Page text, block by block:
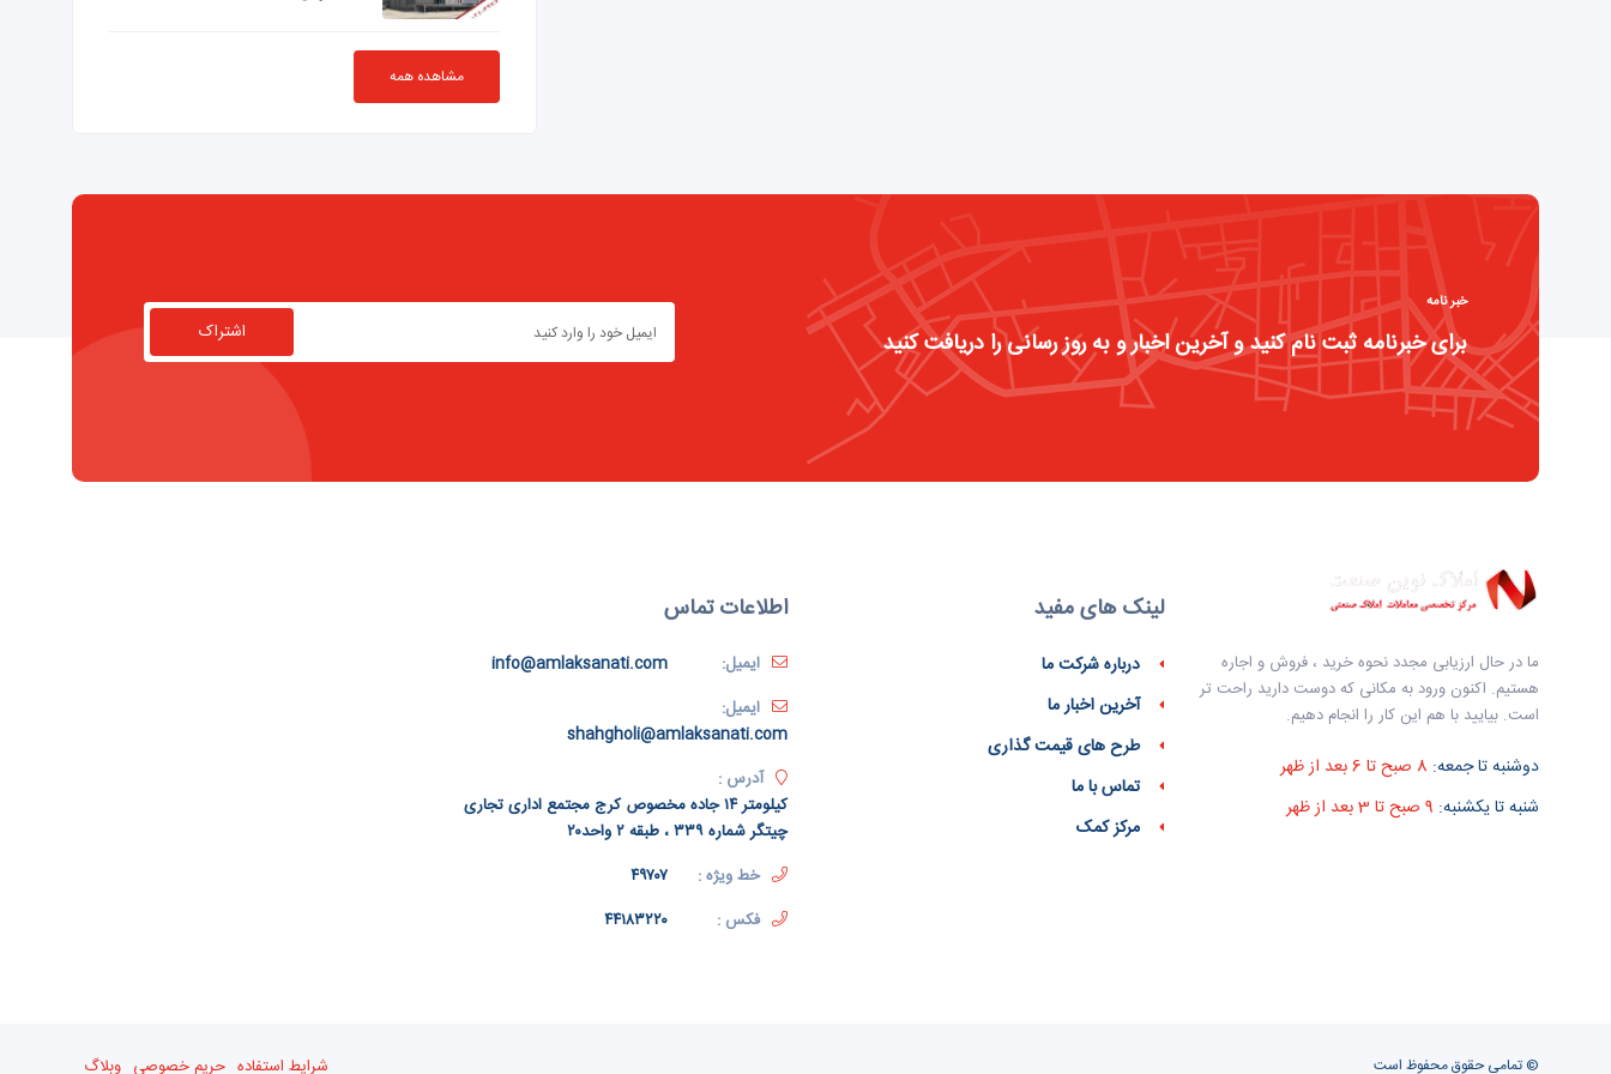
مشاهده همه
خبر نامه
برای خبرنامه ثبت نام کنید و آخرین اخبار و به روز رسانی را دریافت کنید اشتراک
ما در حال ارزیابی مجدد نحوه خرید ، فروش و اجاره
هستیم. اکنون ورود به مکانی که دوست دارید راحت تر
است. بیایید با هم این کار را انجام دهیم.
دوشنبه تا جمعه:
شنبه تا یکشنبه:
لینک های مفید
درباره شرکت ما
آخرین اخبار ما
طرح های قیمت گذاری
تماس با ما
مرکز کمک
اطلاعات تماس
ایمیل:
info@amlaksanati.com
ایمیل:
shahgholi@amlaksanati.com
آدرس :
کیلومتر ۱۴ جاده مخصوص کرج مجتمع اداری تجاری
چیتگر شماره ۳۳۹ ، طبقه ۲ واحد۲۰
خط ویژه :
۴۹۷۰۷
فکس :
۴۴۱۸۳۲۲۰
© تمامی حقوق محفوظ است شرایط استفاده حریم خصوصی وبلاگ